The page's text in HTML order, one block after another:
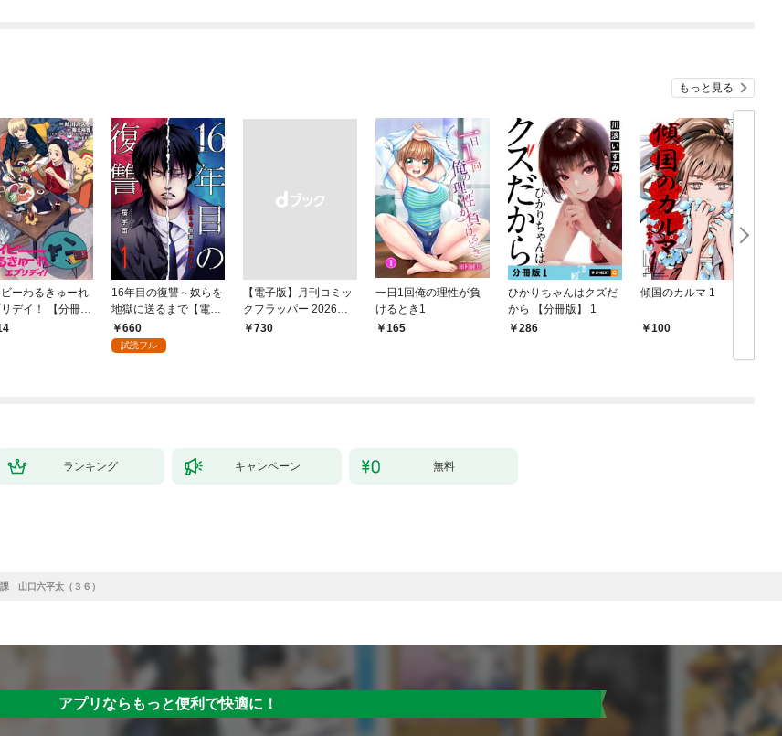
もっと見る
ーわるきゅーれ
デイ！ 【分冊
1
16年目の復讐～奴らを
地獄に送るまで【電子
単行本版】１
660
試読フル
【電子版】月刊コミッ
クフラッパー 2026年9
月号
￥730
一日1回俺の理性が負
けるとき1
165
ひかりちゃんはクズだ
から 【分冊版】 1
286
傾国のカルマ 1
100
ランキング キャンペーン 無料
山口六平太（３６）
アプリならもっと便利で快適に！